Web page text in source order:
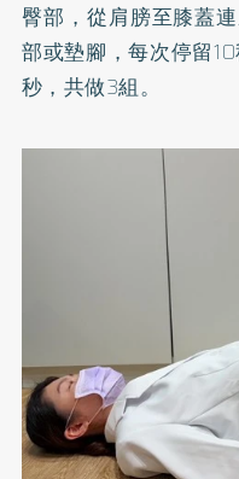
臀部，從肩膀至膝蓋
部或墊腳，每次停留
秒，共做3組。